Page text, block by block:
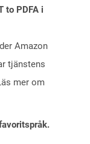
to PDFA i
Amazon
tjänstens
mer om